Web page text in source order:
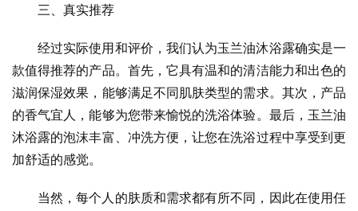
三、真实推荐
经过实际使用和评价，我们认为玉兰油沐浴露确实是一
款值得推荐的产品。首先，它具有温和的清洁能力和出色的
滋润保湿效果，能够满足不同肌肤类型的需求。其次，产品
的香气宜人，能够为您带来愉悦的洗浴体验。最后，玉兰油
沐浴露的泡沫丰富、冲洗方便，让您在洗浴过程中享受到更
加舒适的感觉。
当然，每个人的肤质和需求都有所不同，因此在使用任